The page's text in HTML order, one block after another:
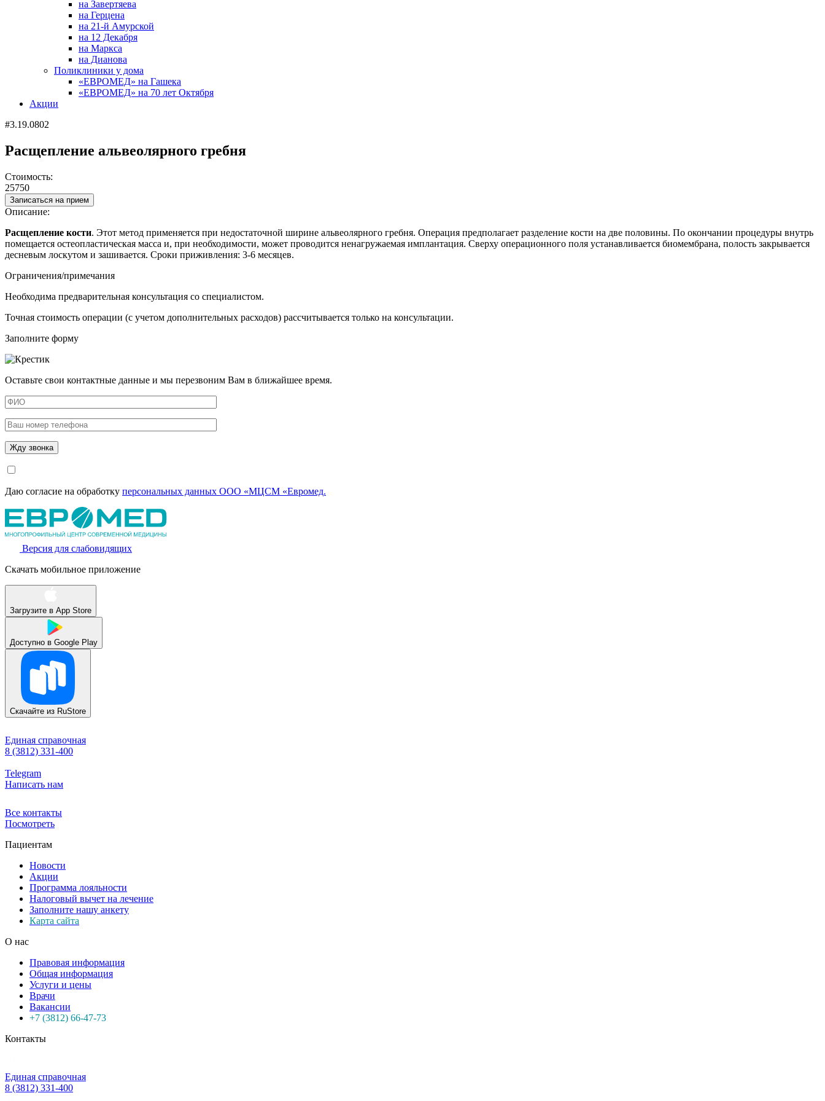
на Завертяева
на Герцена
на 21-й Амурской
на 12 Декабря
на Маркса
на Дианова
Поликлиники у дома
«ЕВРОМЕД» на Гашека
«ЕВРОМЕД» на 70 лет Октября
Акции
#3.19.0802
Расщепление альвеолярного гребня
Стоимость:
25750
Записаться на прием
Описание:
Расщепление кости. Этот метод применяется при недостаточной ширине альвеолярного гребня. Операция предполагает разделение кости на две половины. По окончании процедуры внутрь
помещается остеопластическая масса и, при необходимости, может проводится ненагружаемая имплантация. Сверху операционного поля устанавливается биомембрана, полость закрывается
десневым лоскутом и зашивается. Сроки приживления: 3-6 месяцев.
Ограничения/примечания
Необходима предварительная консультация со специалистом.
Точная стоимость операции (с учетом дополнительных расходов) рассчитывается только на консультации.
Заполните форму
Оставьте свои контактные данные и мы перезвоним Вам в ближайшее время.
Даю согласие на обработку персональных данных ООО «МЦСМ «Евромед.
Версия для слабовидящих
Скачать мобильное приложение
Загрузите в App Store
Доступно в Google Play
Скачайте из RuStore
Единая справочная
8 (3812) 331-400
Telegram
Написать нам
Все контакты
Посмотреть
Пациентам
Новости
Акции
Программа лояльности
Налоговый вычет на лечение
Заполните нашу анкету
Карта сайта
О нас
Правовая информация
Общая информация
Услуги и цены
Врачи
Вакансии
+7 (3812) 66-47-73
Контакты
Единая справочная
8 (3812) 331-400